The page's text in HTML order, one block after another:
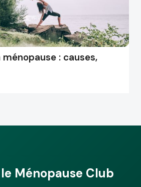
: causes,
le Ménopause Club